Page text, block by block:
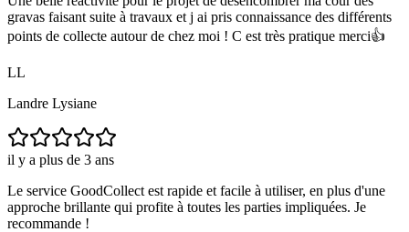
gravas faisant suite à travaux et j ai pris connaissance des différents
points de collecte autour de chez moi ! C est très pratique merci👍
LL
Landre Lysiane
il y a plus de 3 ans
Le service GoodCollect est rapide et facile à utiliser, en plus d'une
approche brillante qui profite à toutes les parties impliquées. Je
recommande !